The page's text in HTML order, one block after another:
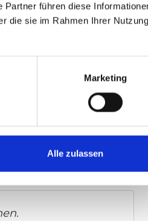
führen diese
die sie im Rahmen Ihrer Nutzung
Marketing
Alle zulassen